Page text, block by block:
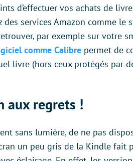
d’effectuer vos achats de
services Amazon comme le
par exemple sur votre
comme Calibre permet de
livre (hors ceux protégés par
aux regrets !
sans lumière, de ne pas
un peu gris de la Kindle fait